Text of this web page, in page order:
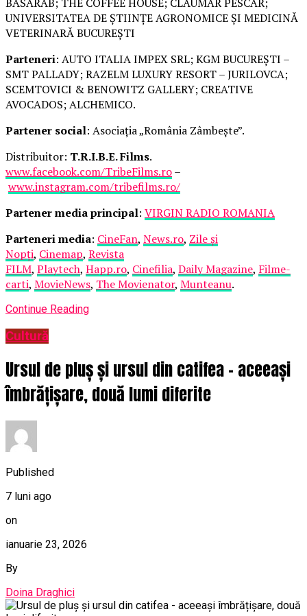
UNIVERSITATEA DE ȘTIINȚE AGRONOMICE ȘI MEDICINĂ
VETERINARĂ BUCUREȘTI
Parteneri: AUTO ITALIA IMPEX SRL; KGM BUCUREȘTI –
SMT PALLADY; RAZELM LUXURY RESORT – JURILOVCA;
SCEMTOVICI & BENOWITZ GALLERY; CREATIVE
AVOCADOS; ALCHEMICO.
Partener social: Asociația „România Zâmbește”.
Distribuitor: T.R.I.B.E. Films.
www.facebook.com/TribeFilms.ro–
www.instagram.com/tribefilms.ro/
Partener media principal: VIRGIN RADIO ROMANIA
Parteneri media: CineFan, News.ro, Zile și
Nopți, Cinemap, Revista
FILM, Playtech, Happ.ro, Cinefilia, Daily Magazine, Filme-
carti, MovieNews, The Movienator, Munteanu.
Continue Reading
Cultură
Ursul de pluș și ursul din catifea – aceeași
îmbrățișare, două lumi diferite
Published
7 luni ago
on
ianuarie 23, 2026
By
Doina Draghici